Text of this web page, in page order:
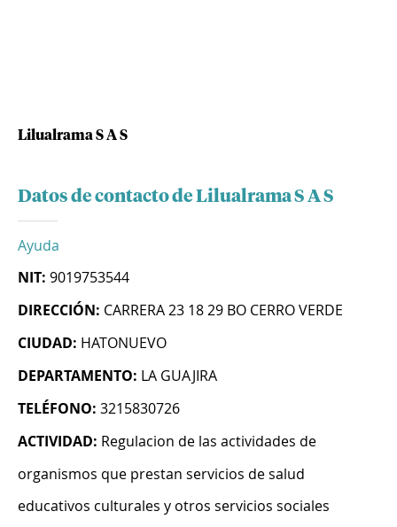
Lilualrama S A S
Datos de contacto de Lilualrama S A S
Ayuda
NIT: 9019753544
DIRECCIÓN: CARRERA 23 18 29 BO CERRO VERDE
CIUDAD: HATONUEVO
DEPARTAMENTO: LA GUAJIRA
TELÉFONO: 3215830726
ACTIVIDAD: Regulacion de las actividades de
organismos que prestan servicios de salud
educativos culturales y otros servicios sociales